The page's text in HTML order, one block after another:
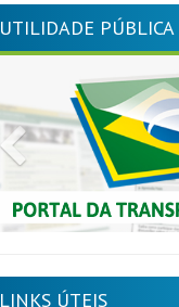
UTILIDADE PÚBLICA
Previous
LINKS ÚTEIS